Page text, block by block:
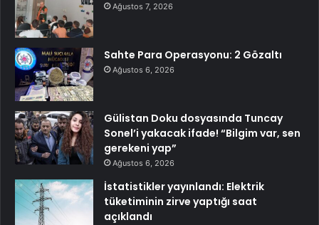
Ağustos 7, 2026
Sahte Para Operasyonu: 2 Gözaltı
Ağustos 6, 2026
Gülistan Doku dosyasında Tuncay
Sonel’i yakacak ifade! “Bilgim var, sen
gerekeni yap”
Ağustos 6, 2026
İstatistikler yayınlandı: Elektrik
tüketiminin zirve yaptığı saat
açıklandı